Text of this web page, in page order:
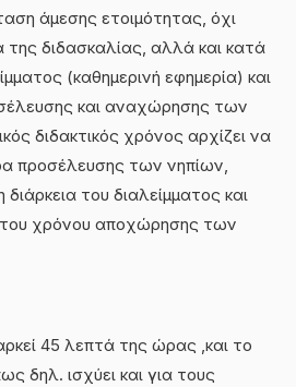
άμεσης ετοιμότητας, όχι
της διδασκαλίας, αλλά και κατά
(καθημερινή εφημερία) και
και αναχώρησης των
διδακτικός χρόνος αρχίζει να
προσέλευσης των νηπίων,
διάρκεια του διαλείμματος και
του χρόνου αποχώρησης των
45 λεπτά της ώρας ,και το
δηλ. ισχύει και για τους